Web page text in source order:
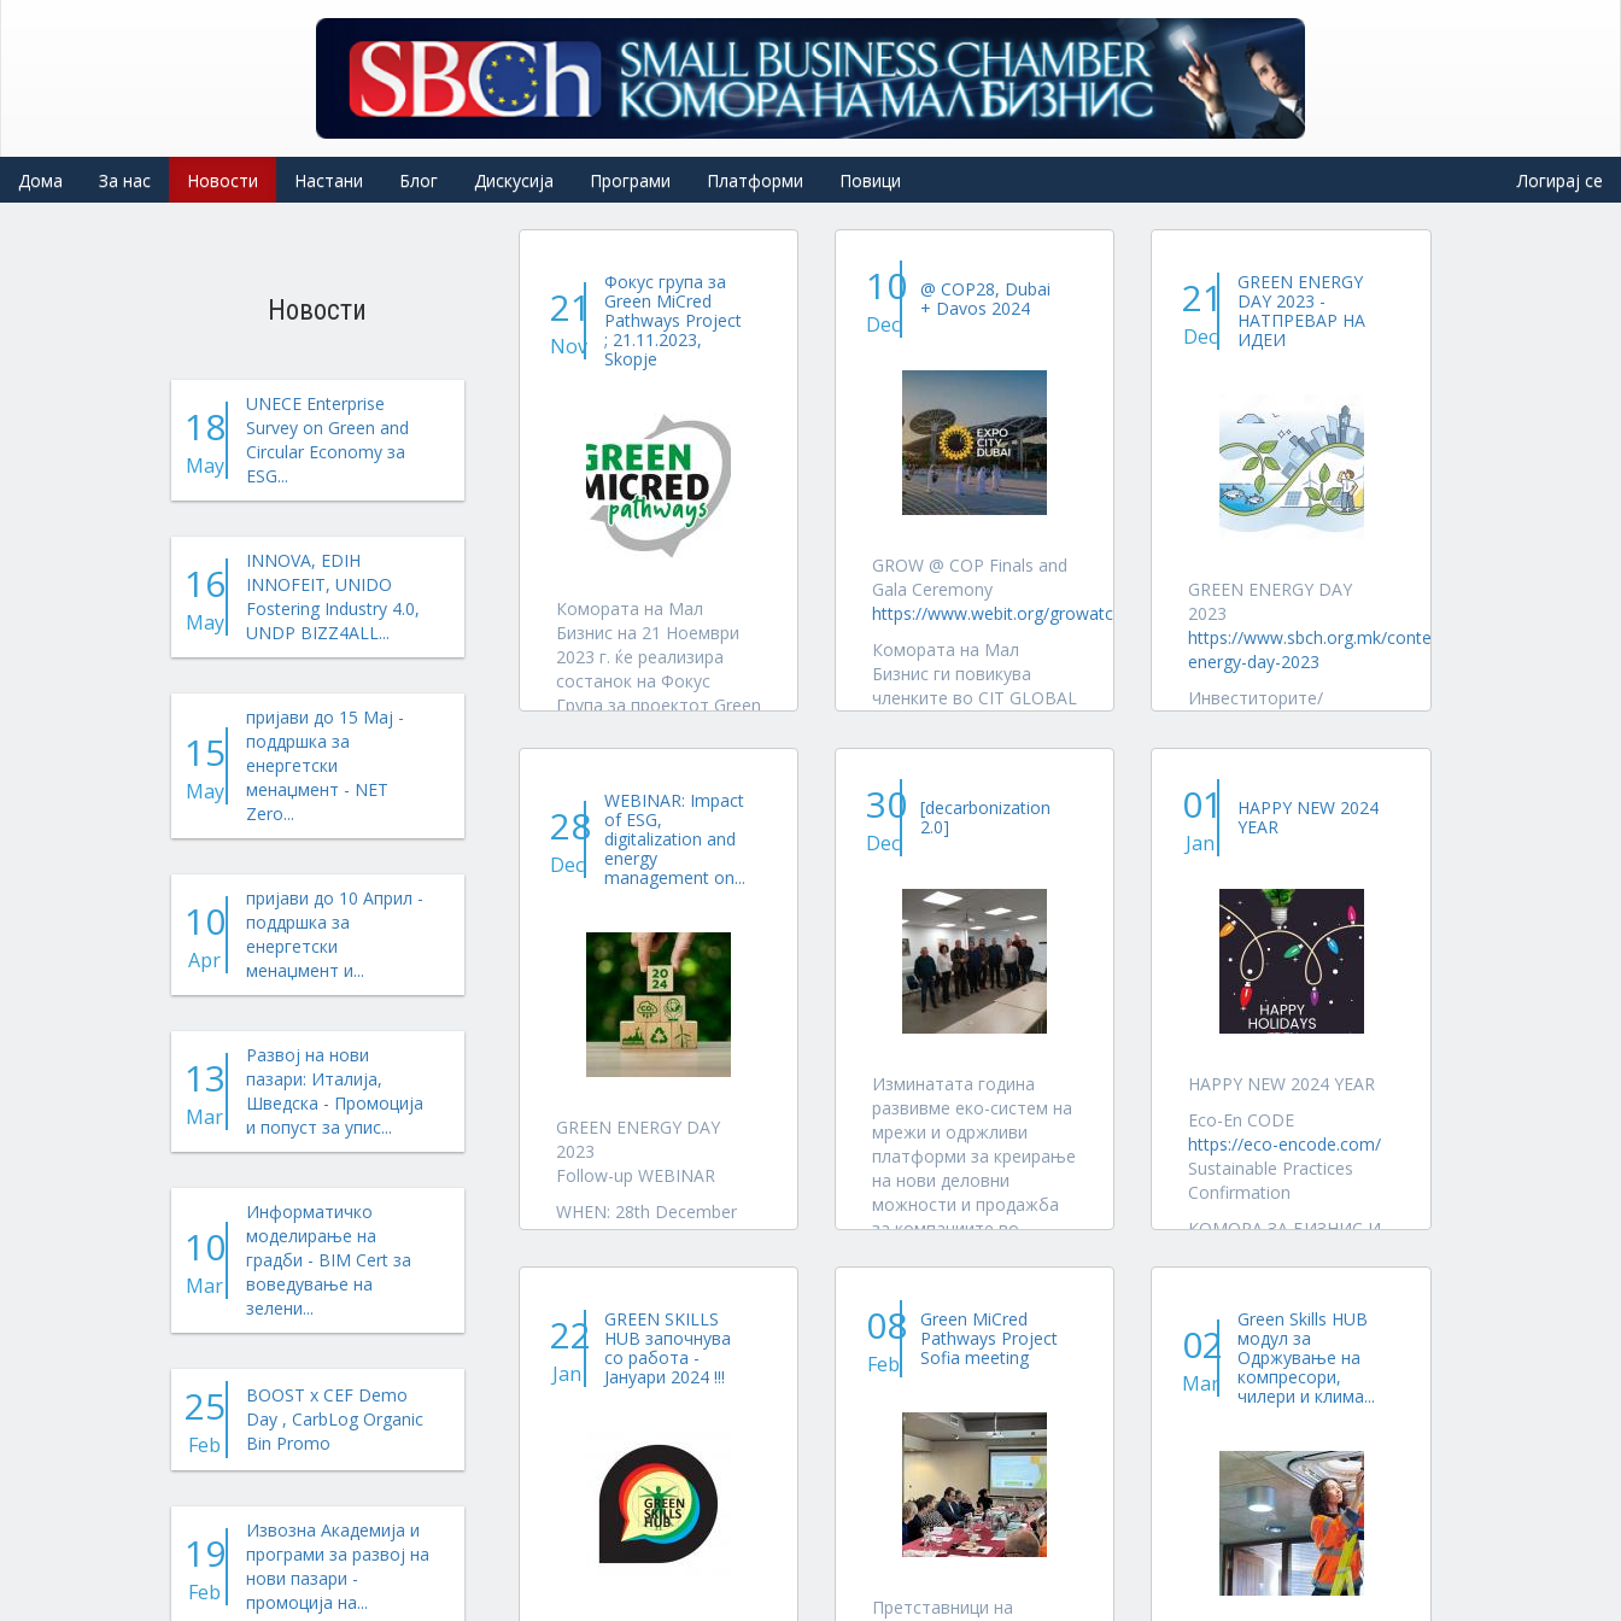
Дома За нас Новости Настани Блог Дискусија Програми Платформи Повици Логирај се
Новости
18
May
UNECE Enterprise
Survey on Green and
Circular Economy за
ESG...
16
May
INNOVA, EDIH
INNOFEIT, UNIDO
Fostering Industry 4.0,
UNDP BIZZ4ALL...
15
May
пријави до 15 Мај -
поддршка за
енергетски
менаџмент - NET
Zero...
10
Apr
пријави до 10 Април -
поддршка за
енергетски
менаџмент и...
13
Mar
Развој на нови
пазари: Италија,
Шведска - Промоција
и попуст за упис...
10
Mar
Информатичко
моделирање на
градби - BIM Cert за
воведување на
зелени...
25
Feb
BOOST x CEF Demo
Day , CarbLog Organic
Bin Promo
19
Feb
Извозна Академија и
програми за развој на
нови пазари -
промоција на...
21
Nov
Фокус група за
Green MiCred
Pathways Project
; 21.11.2023,
Skopje
Комората на Мал
Бизнис на 21 Ноември
2023 г. ќе реализира
состанок на Фокус
Група за проектот Green
во конференциска сала
објект Дом на Култура.
Заинтересираните
поединци, организации,
институции, општини,
10
Dec
@ COP28, Dubai
+ Davos 2024
GROW @ COP Finals and
Gala Ceremony
https://www.webit.org/growatcop/finals.php
Комората на Мал
Бизнис ги повикува
членките во CIT GLOBAL
DIGITALIZATION
на претстојните...
21
Dec
GREEN ENERGY
DAY 2023 -
НАТПРЕВАР НА
ИДЕИ
GREEN ENERGY DAY
2023
https://www.sbch.org.mk/content/green-
energy-day-2023
Инвеститорите/
повеќе бараат во
средни претпријатија да
се вклучат еколошките...
28
Dec
WEBINAR: Impact
of ESG,
digitalization and
energy
management on...
GREEN ENERGY DAY
2023
Follow-up WEBINAR
WHEN: 28th December
2023
Investment solutions of
companies related to the
energy transition have
primarily focused on what
decarbonization -
Decarbonization 1.0...
30
Dec
[decarbonization
2.0]
Изминатата година
развивме еко-систем на
мрежи и одржливи
платформи за креирање
на нови деловни
можности и продажба
за компаниите во
Воспоставивме мрежа
на ESG верификатори и
го воспоставивме ECO-
ENCODE брендот за
потврда на...
01
Jan
HAPPY NEW 2024
YEAR
HAPPY NEW 2024 YEAR
Eco-En CODE
https://eco-encode.com/
Sustainable Practices
Confirmation
КОМОРА ЗА БИЗНИС И
Entrepreneurship
Chamber - business...
22
Jan
GREEN SKILLS
HUB започнува
со работа -
Јануари 2024 !!!
08
Feb
Green MiCred
Pathways Project
Sofia meeting
Претставници на
02
Mar
Green Skills HUB
модул за
Одржување на
компресори,
чилери и клима...